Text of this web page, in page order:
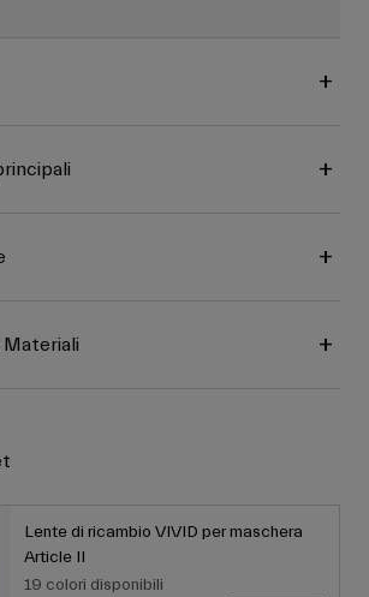
Materiali
Lente di ricambio VIVID per maschera
Article II
19 colori disponibili